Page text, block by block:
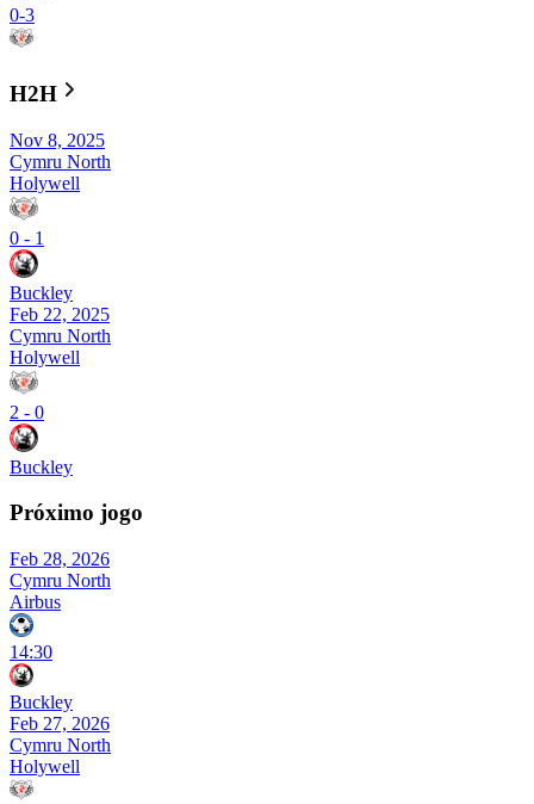
0-3
H2H
Nov 8, 2025
Cymru North
Holywell
0 - 1
Buckley
Feb 22, 2025
Cymru North
Holywell
2 - 0
Buckley
Próximo jogo
Feb 28, 2026
Cymru North
Airbus
14:30
Buckley
Feb 27, 2026
Cymru North
Holywell